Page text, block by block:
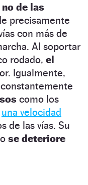
de las
precisamente
con más de
Al soportar
rodado, el
Igualmente,
como los
una velocidad
de las vías. Su
se deteriore